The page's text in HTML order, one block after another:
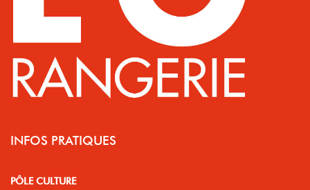
INFOS PRATIQUES
PÔLE CULTURE